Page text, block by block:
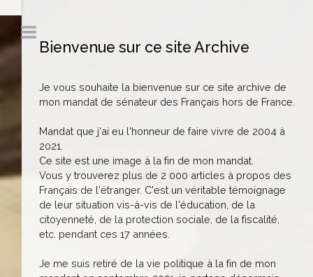
Bienvenue sur ce site Archive
Je vous souhaite la bienvenue sur ce site archive de
mon mandat de sénateur des Français hors de France.
Mandat que j'ai eu l'honneur de faire vivre de 2004 à
2021.
Ce site est une image à la fin de mon mandat.
Vous y trouverez plus de 2 000 articles à propos des
Français de l'étranger. C'est un véritable témoignage
de leur situation vis-à-vis de l'éducation, de la
citoyenneté, de la protection sociale, de la fiscalité,
etc. pendant ces 17 années.
Je me suis retiré de la vie politique à la fin de mon